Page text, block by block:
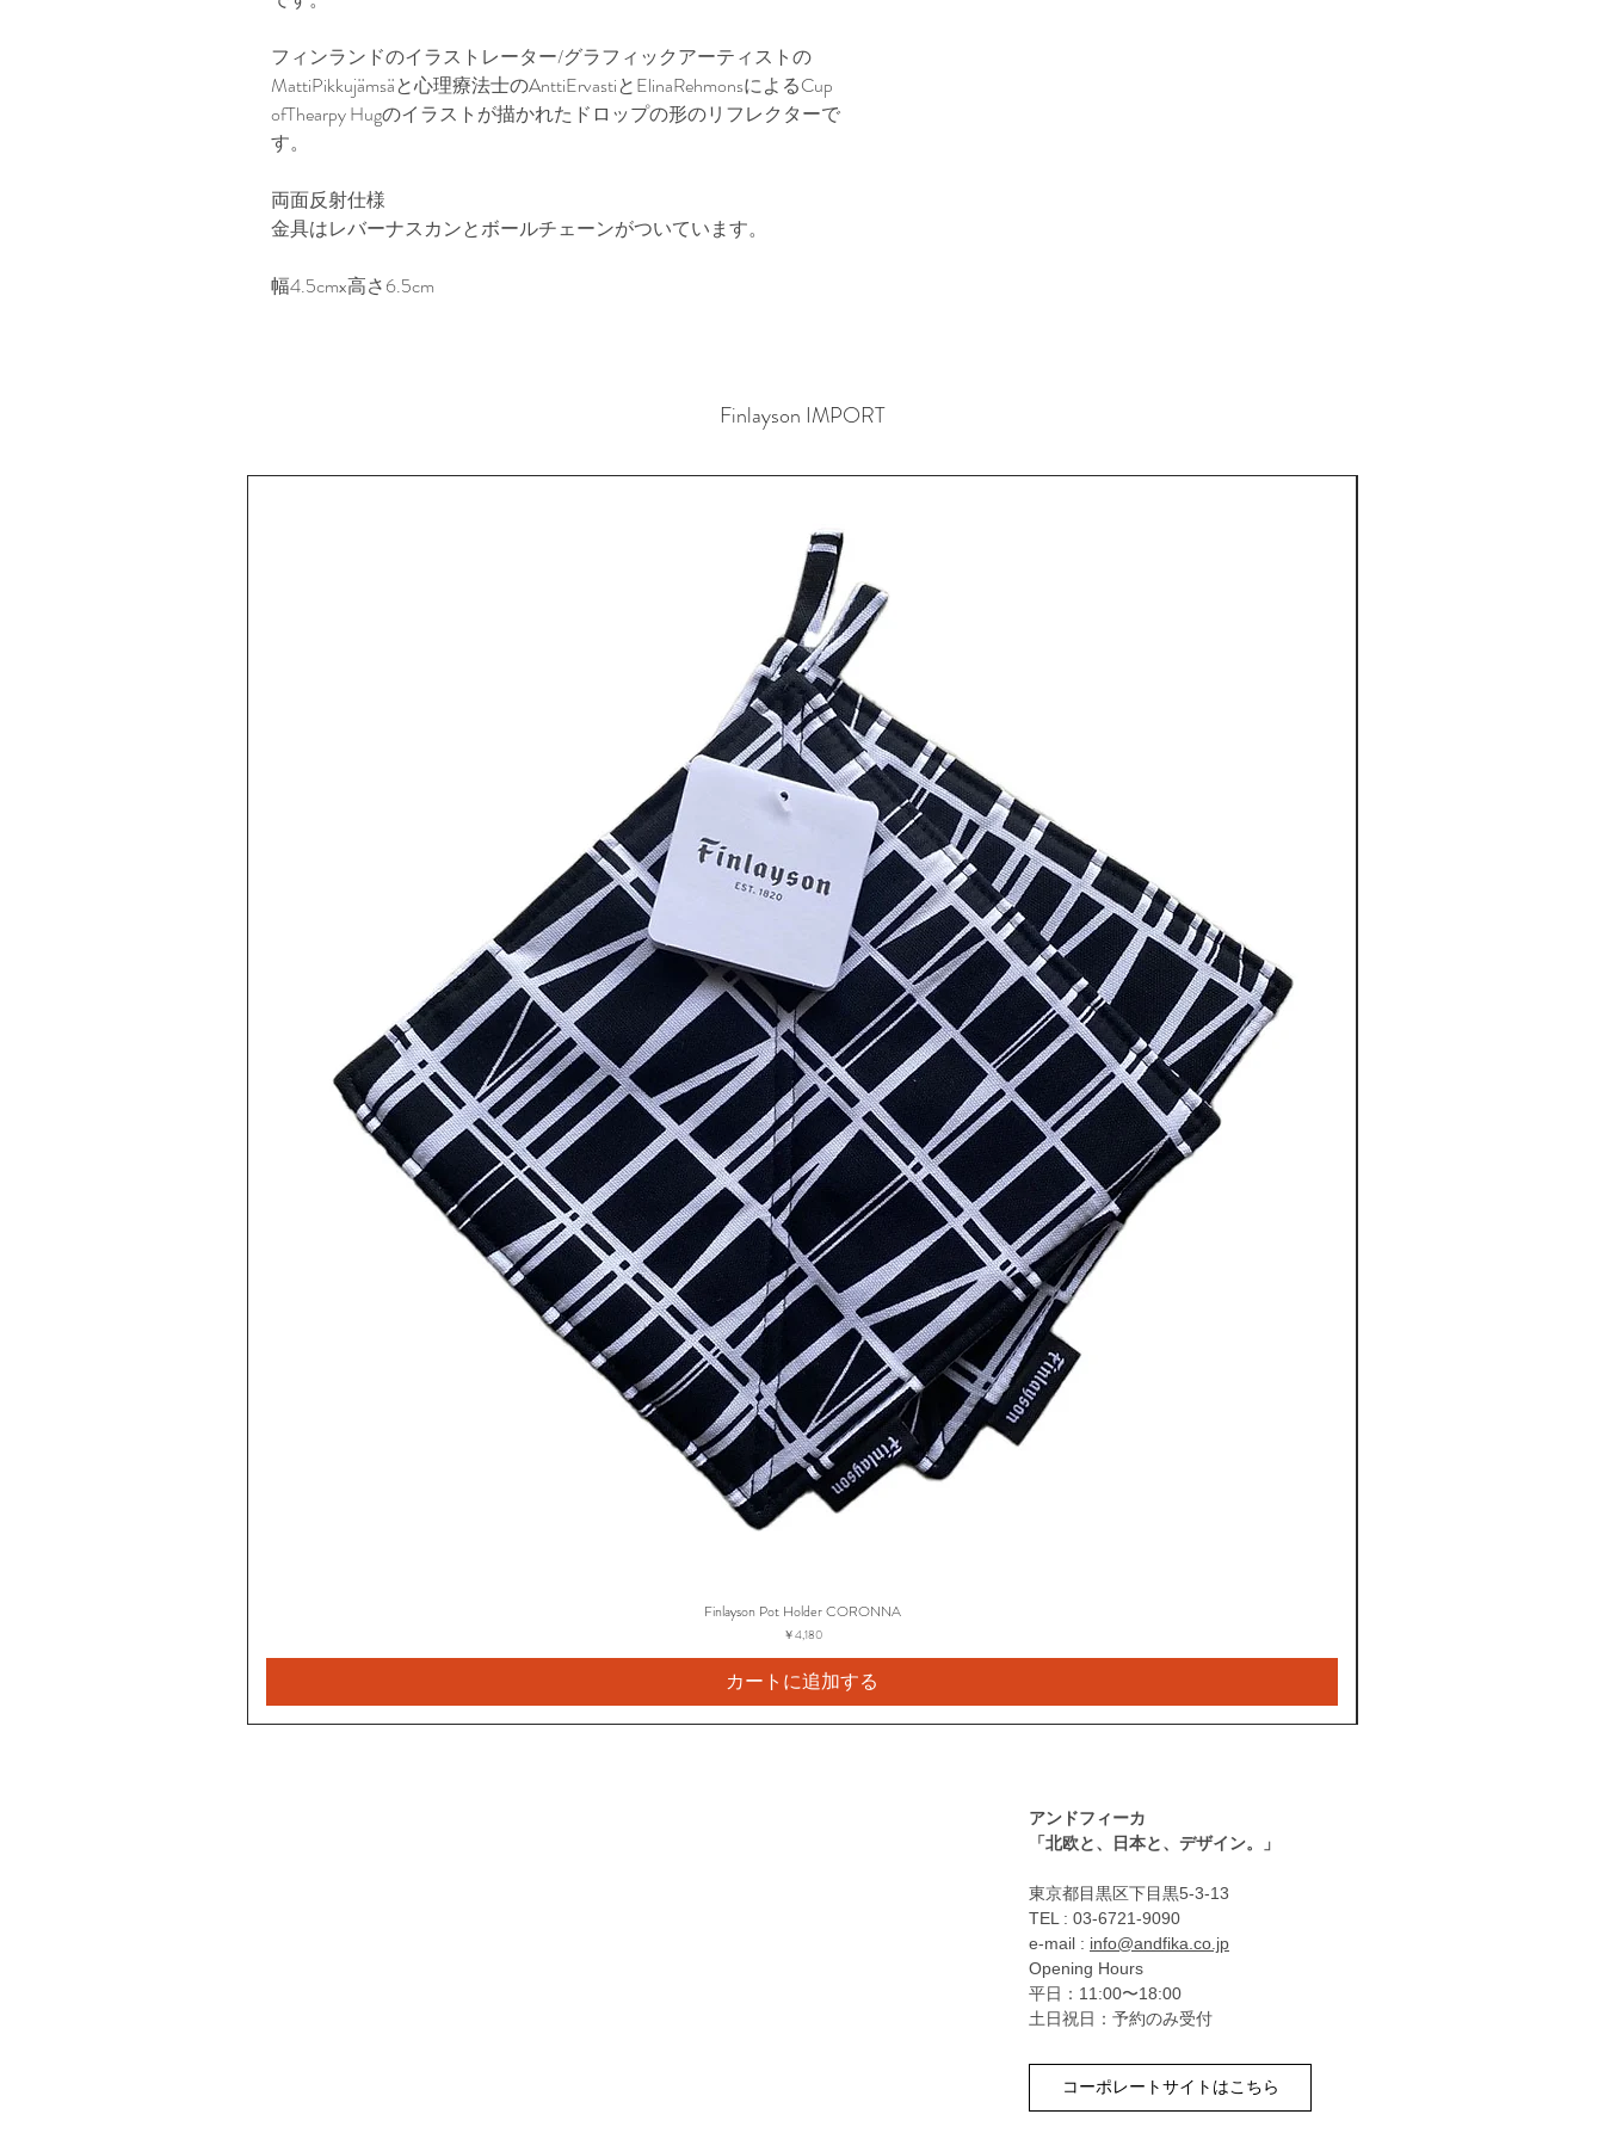
フィンランドのイラストレーター/グラフィックアーティストの
MattiPikkujämsäと心理療法士のAnttiErvastiとElinaRehmonsによるCup
ofThearpy Hugのイラストが描かれたドロップの形のリフレクターで
す。
両面反射仕様
金具はレバーナスカンとボールチェーンがついています。
幅4.5cmx高さ6.5cm
Finlayson IMPORT
Finlayson Pot Holder CORONNA
価格
￥4,180
カートに追加する
アンドフィーカ
​「北欧と、日本と、デザイン。」
東京都目黒区下目黒5-3-13
TEL : 03-6721-9090
e-mail : info@andfika.co.jp
Opening Hours
平日：11:00〜18:00
土日祝日：予約のみ受付
コーポレートサイトはこちら